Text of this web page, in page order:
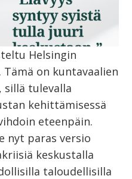
Helsingin
on kuntavaalien
tulevalla
kehittämisessä
eteenpäin.
nyt paras versio
keskustalla
taloudellisilla